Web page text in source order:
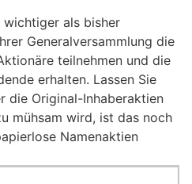
wichtiger als bisher
Generalversammlung die
teilnehmen und die
erhalten. Lassen Sie
die Original-Inhaberaktien
mühsam wird, ist das noch
Namenaktien